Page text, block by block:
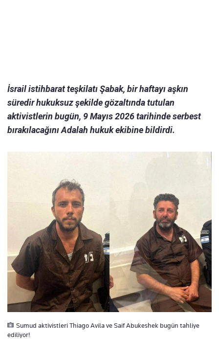
İsrail istihbarat teşkilatı Şabak, bir haftayı aşkın
süredir hukuksuz şekilde gözaltında tutulan
aktivistlerin bugün, 9 Mayıs 2026 tarihinde serbest
bırakılacağını Adalah hukuk ekibine bildirdi.
Sumud aktivistleri Thiago Avila ve Saif Abukeshek bugün tahliye
ediliyor!